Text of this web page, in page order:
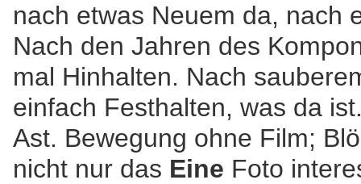
nach etwas Neuem da, nach
Nach den Jahren des
mal Hinhalten. Nach
einfach Festhalten, was da
Ast. Bewegung ohne Film;
nicht nur das Eine Foto